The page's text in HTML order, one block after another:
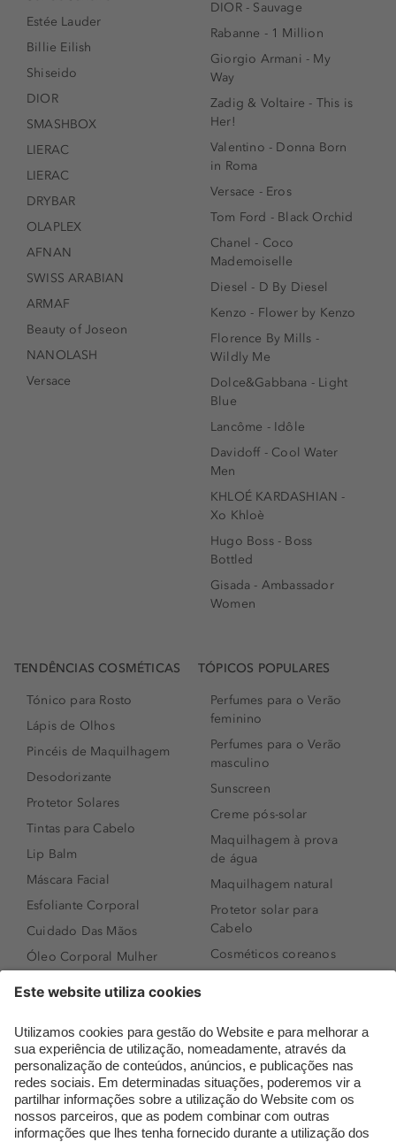
Estée Lauder
Billie Eilish
Shiseido
DIOR
SMASHBOX
LIERAC
LIERAC
DRYBAR
OLAPLEX
AFNAN
SWISS ARABIAN
ARMAF
Beauty of Joseon
NANOLASH
Versace
DIOR - Sauvage
Rabanne - 1 Million
Giorgio Armani - My
Way
Zadig & Voltaire - This is
Her!
Valentino - Donna Born
in Roma
Versace - Eros
Tom Ford - Black Orchid
Chanel - Coco
Mademoiselle
Diesel - D By Diesel
Kenzo - Flower by Kenzo
Florence By Mills -
Wildly Me
Dolce&Gabbana - Light
Blue
Lancôme - Idôle
Davidoff - Cool Water
Men
KHLOÉ KARDASHIAN -
Xo Khloè
Hugo Boss - Boss
Bottled
Gisada - Ambassador
Women
TENDÊNCIAS COSMÉTICAS
Tónico para Rosto
Lápis de Olhos
Pincéis de Maquilhagem
Desodorizante
Protetor Solares
Tintas para Cabelo
Lip Balm
Máscara Facial
Esfoliante Corporal
Cuidado Das Mãos
Óleo Corporal Mulher
Sérum de Rosto
Body mist & Spray
corporal
Produtos para Cabelo
Homem
TÓPICOS POPULARES
Perfumes para o Verão
feminino
Perfumes para o Verão
masculino
Sunscreen
Creme pós-solar
Maquilhagem à prova
de água
Maquilhagem natural
Protetor solar para
Cabelo
Cosméticos coreanos
Perfumes árabes
Novidades
Melhores Perfumes
Femininos
TOP 10: Perfumes
Masculinos